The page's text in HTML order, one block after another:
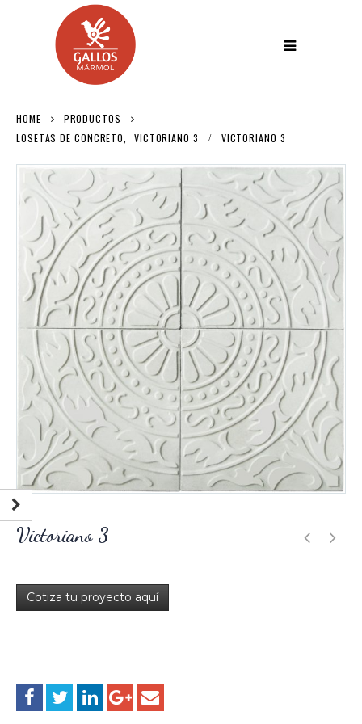
HOME
PRODUCTOS
LOSETAS DE CONCRETO
VICTORIANO 3 VICTORIANO 3
Victoriano 3
Cotiza tu proyecto aquí